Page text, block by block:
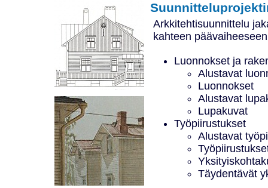
Arkkitehtisuunnittelu
kahteen
Luonnokset ja
Alustavat
Luonnokset
Alustavat
Lupakuvat
Työpiirustukset
Alustavat
Täydentävät